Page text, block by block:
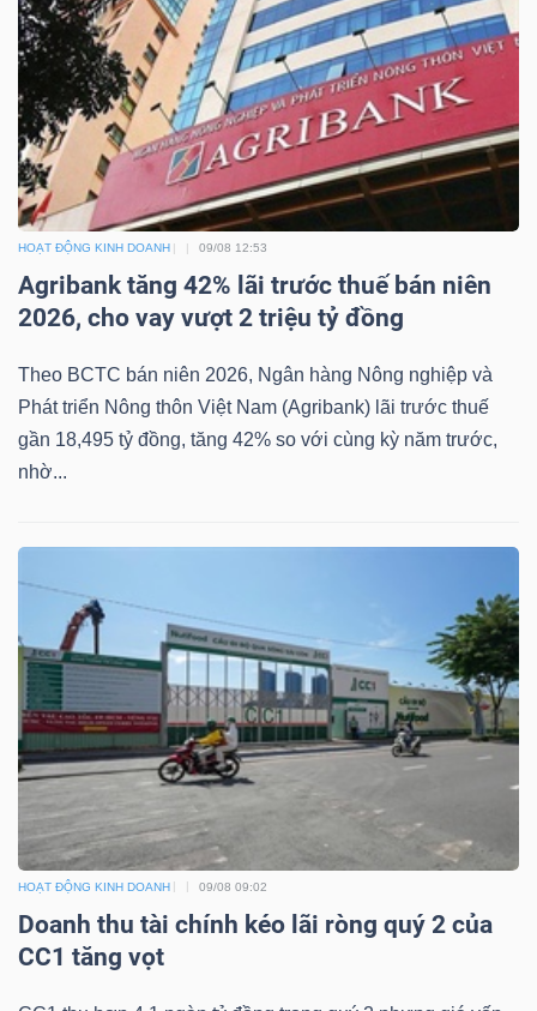
HOẠT ĐỘNG KINH DOANH 09/08 12:53
Agribank tăng 42% lãi trước thuế bán niên
2026, cho vay vượt 2 triệu tỷ đồng
Theo BCTC bán niên 2026, Ngân hàng Nông nghiệp và
Phát triển Nông thôn Việt Nam (Agribank) lãi trước thuế
gần 18,495 tỷ đồng, tăng 42% so với cùng kỳ năm trước,
nhờ...
HOẠT ĐỘNG KINH DOANH 09/08 09:02
Doanh thu tài chính kéo lãi ròng quý 2 của
CC1 tăng vọt
viết
của
tác
giả
(-)
Báo
cáo
phân
tích
Thuật
ngữ
Dịch
(-)
Đào
tạo
Sách
tài
chính